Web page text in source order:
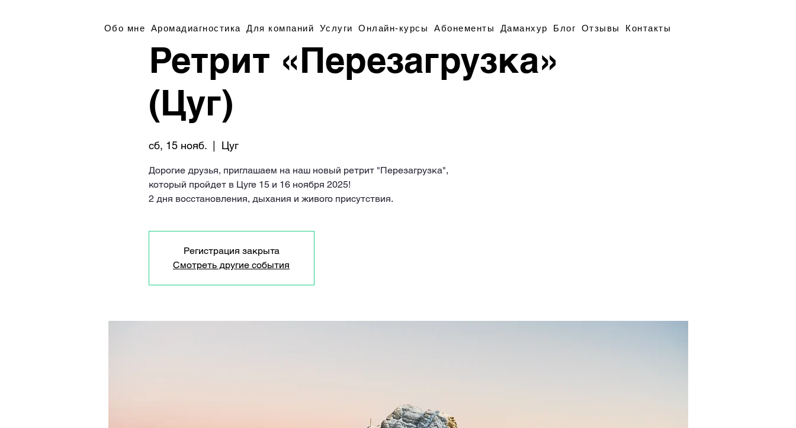
Ретрит «Перезагрузка»
(Цуг)
сб, 15 нояб.
  |
Цуг
Дорогие друзья, приглашаем на наш новый ретрит "Перезагрузка",
который пройдет в Цуге 15 и 16 ноября 2025!
2 дня восстановления, дыхания и живого присутствия.
Регистрация закрыта
Смотреть другие события
Обо мне Аромадиагностика Для компаний Услуги Онлайн-курсы Абонементы Даманхур Блог Отзывы Контакты